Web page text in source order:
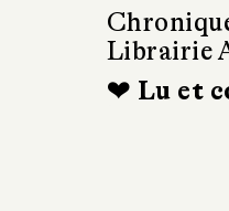
Librairie
❤ Lu et